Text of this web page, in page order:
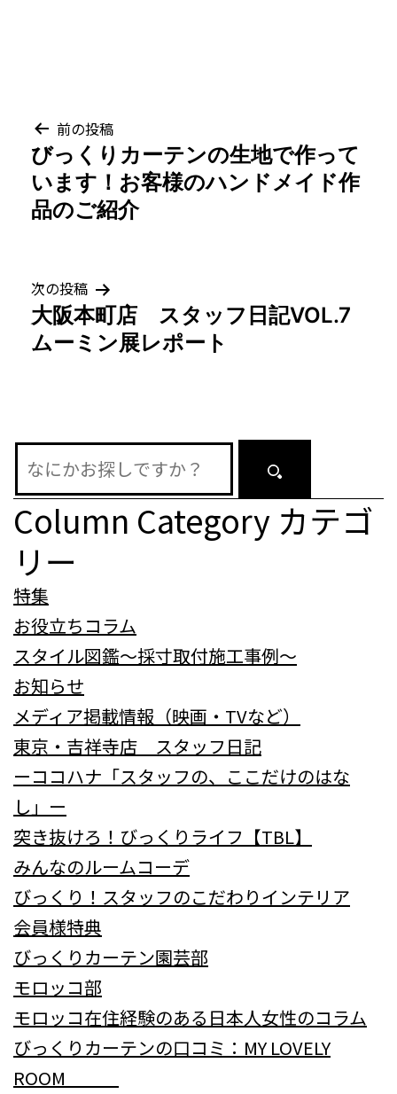
投
稿
ナ
ゲ
ー
ン
前の投稿
びっくりカーテンの生地で作って
います！お客様のハンドメイド作
品のご紹介
次の投稿
大阪本町店 スタッフ日記VOL.7
ムーミン展レポート
Column Category カテゴ
リー
特集
お役立ちコラム
スタイル図鑑～採寸取付施工事例～
お知らせ
メディア掲載情報（映画・TVなど）
東京・吉祥寺店 スタッフ日記
ーココハナ「スタッフの、ここだけのはな
し」ー
突き抜けろ！びっくりライフ【TBL】
みんなのルームコーデ
びっくり！スタッフのこだわりインテリア
会員様特典
びっくりカーテン園芸部
モロッコ部
モロッコ在住経験のある日本人女性のコラム
びっくりカーテンの口コミ：MY LOVELY
ROOM